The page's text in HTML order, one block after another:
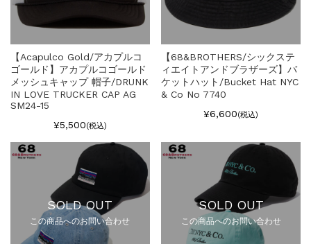
【Acapulco Gold/アカプルコ
ゴールド】アカプルコゴールド
メッシュキャップ 帽子/DRUNK
IN LOVE TRUCKER CAP AG
SM24-15
¥5,500(税込)
【68&BROTHERS/シックステ
ィエイトアンドブラザーズ】バ
ケットハット/Bucket Hat NYC
& Co No 7740
¥6,600(税込)
SOLD OUT
この商品へのお問い合わせ
SOLD OUT
この商品へのお問い合わせ